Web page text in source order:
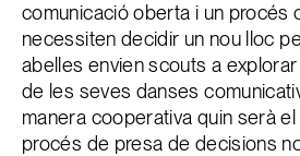
comunicació oberta i un procés
necessiten decidir un nou lloc
abelles envien scouts a
de les seves danses
manera cooperativa quin serà
procés de presa de decisions